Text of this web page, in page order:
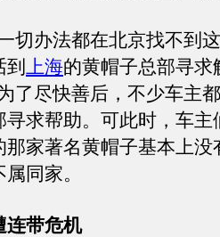
办法都在北京找不到
上海的黄帽子总部寻求
了尽快善后，不少车主
寻求帮助。可此时，车主
那家著名黄帽子基本上没
同家。
连带危机